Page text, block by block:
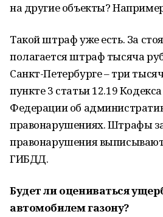
на другие объекты?
Такой штраф уже есть. За
полагается штраф тысяча
Санкт-Петербурге – три
пункте 3 статьи 12.19
Федерации об
правонарушениях. Штрафы
правонарушения
ГИБДД.
Будет ли оцениваться
автомобилем газону?